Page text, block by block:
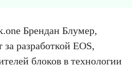
Брендан Блумер,
разработкой EOS,
блоков в технологии